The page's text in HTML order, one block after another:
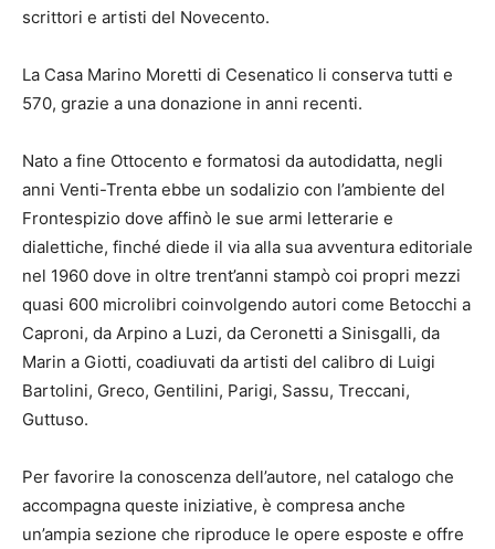
scrittori e artisti del Novecento.
La Casa Marino Moretti di Cesenatico li conserva tutti e
570, grazie a una donazione in anni recenti.
Nato a fine Ottocento e formatosi da autodidatta, negli
anni Venti-Trenta ebbe un sodalizio con l’ambiente del
Frontespizio dove affinò le sue armi letterarie e
dialettiche, finché diede il via alla sua avventura editoriale
nel 1960 dove in oltre trent’anni stampò coi propri mezzi
quasi 600 microlibri coinvolgendo autori come Betocchi a
Caproni, da Arpino a Luzi, da Ceronetti a Sinisgalli, da
Marin a Giotti, coadiuvati da artisti del calibro di Luigi
Bartolini, Greco, Gentilini, Parigi, Sassu, Treccani,
Guttuso.
Per favorire la conoscenza dell’autore, nel catalogo che
accompagna queste iniziative, è compresa anche
un’ampia sezione che riproduce le opere esposte e offre